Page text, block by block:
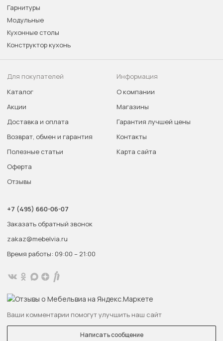
Гарнитуры
Модульные
Кухонные столы
Конструктор кухонь
Для покупателей
Каталог
Акции
Доставка и оплата
Возврат, обмен и гарантия
Полезные статьи
Оферта
Отзывы
Информация
О компании
Магазины
Гарантия лучшей цены
Контакты
Карта сайта
+7 (495) 660-06-07
Заказать обратный звонок
zakaz@mebelvia.ru
Время работы: 09:00 – 21:00
Ваши комментарии помогут улучшить наш сайт
Написать сообщение